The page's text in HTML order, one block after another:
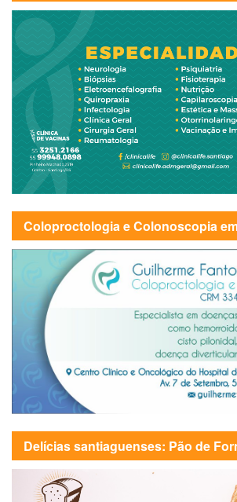
Coloproctologia e Colonoscopia
Delícias santiaguenses: Pão de